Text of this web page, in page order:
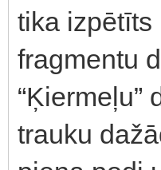
tika izpētīts
fragmentu
trauku